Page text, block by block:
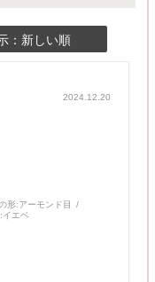
：新しい順
2024.12.20
形:アーモンド目
イエベ